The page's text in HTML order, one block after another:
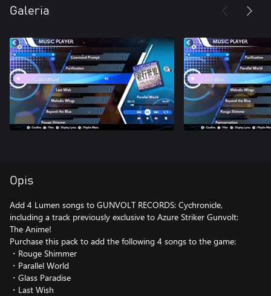
Galeria
Opis
Add 4 Lumen songs to GUNVOLT RECORDS: Cychronicle,
including a track previously exclusive to Azure Striker Gunvolt:
The Anime!
Purchase this pack to add the following 4 songs to the game:
・Rouge Shimmer
・Parallel World
・Glass Paradise
・Last Wish